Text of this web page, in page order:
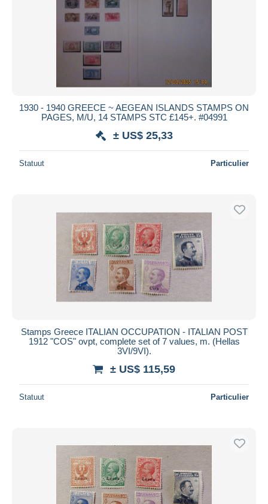
1930 - 1940 GREECE ~ AEGEAN ISLANDS STAMPS ON
PAGES, M/U, 14 STAMPS STC £145+. #04991
± US$ 25,33
Statuut Particulier
Stamps Greece ITALIAN OCCUPATION - ITALIAN POST
1912 "COS" ovpt, complete set of 7 values, m. (Hellas
3VI/9VI).
± US$ 115,59
Statuut Particulier